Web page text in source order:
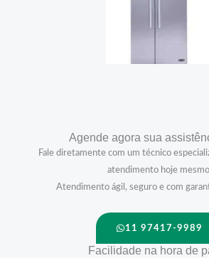
Agende agora sua
Fale diretamente com um técnico
atendimento hoje
Atendimento ágil, seguro e com
11 97417-9989
Facilidade na hora de